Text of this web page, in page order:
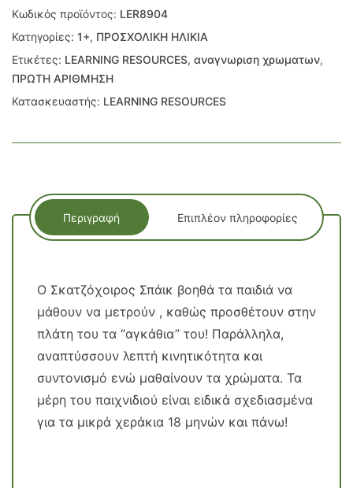
Κωδικός προϊόντος: LER8904
Κατηγορίες: 1+, ΠΡΟΣΧΟΛΙΚΗ ΗΛΙΚΙΑ
Ετικέτες: LEARNING RESOURCES, αναγνωριση χρωματων,
ΠΡΩΤΗ ΑΡΙΘΜΗΣΗ
Κατασκευαστής: LEARNING RESOURCES
Περιγραφή Επιπλέον πληροφορίες
Ο Σκατζόχοιρος Σπάικ βοηθά τα παιδιά να
μάθουν να μετρούν , καθώς προσθέτουν στην
πλάτη του τα “αγκάθια” του! Παράλληλα,
αναπτύσσουν λεπτή κινητικότητα και
συντονισμό ενώ μαθαίνουν τα χρώματα. Τα
μέρη του παιχνιδιού είναι ειδικά σχεδιασμένα
για τα μικρά χεράκια 18 μηνών και πάνω!